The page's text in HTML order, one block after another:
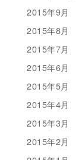
2015年9月
2015年8月
2015年7月
2015年6月
2015年5月
2015年4月
2015年3月
2015年2月